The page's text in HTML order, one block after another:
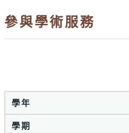
參與學術服務
學年
學期